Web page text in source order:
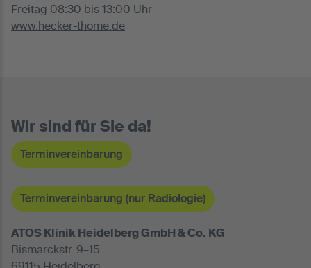
Freitag 08:30 bis 13:00 Uhr
www.hecker-thome.de
Wir sind für Sie da!
Terminvereinbarung
Terminvereinbarung (nur Radiologie)
ATOS Klinik Heidelberg GmbH & Co. KG
Bismarckstr. 9–15